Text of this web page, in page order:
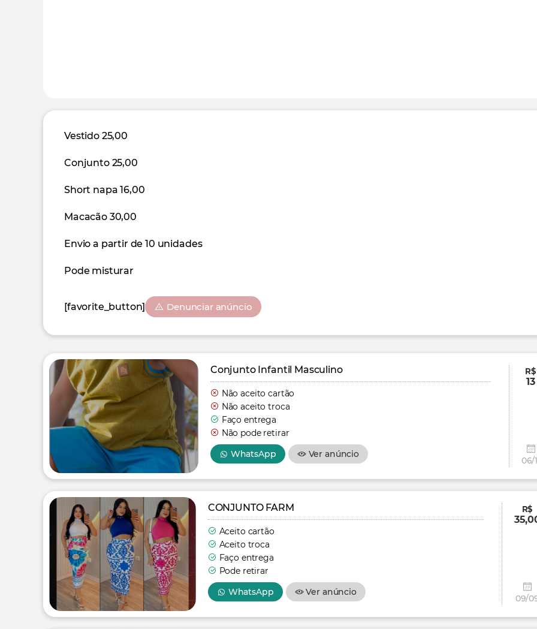
Vestido 25,00
Conjunto 25,00
Short napa 16,00
Macacão 30,00
Envio a partir de 10 unidades
Pode misturar
[favorite_button] Denunciar anúncio
Conjunto Infantil Masculino
Não aceito cartão
Não aceito troca
Faço entrega
Não pode retirar
WhatsApp
Ver anúncio
R$
13
06/
CONJUNTO FARM
Aceito cartão
Aceito troca
Faço entrega
Pode retirar
WhatsApp
Ver anúncio
R$
09/